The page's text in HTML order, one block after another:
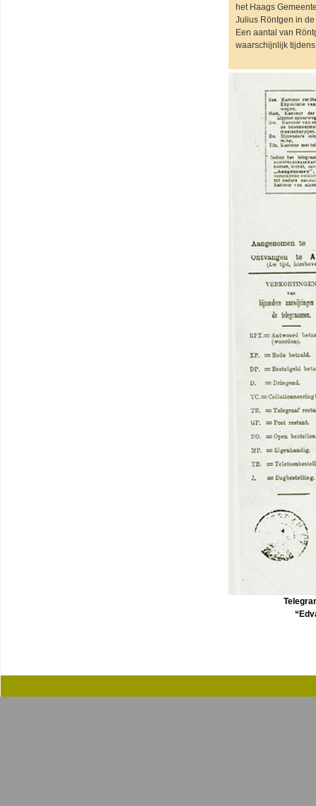
het Haags
Julius Röntgen in
Een aantal van
waarschijnlijk